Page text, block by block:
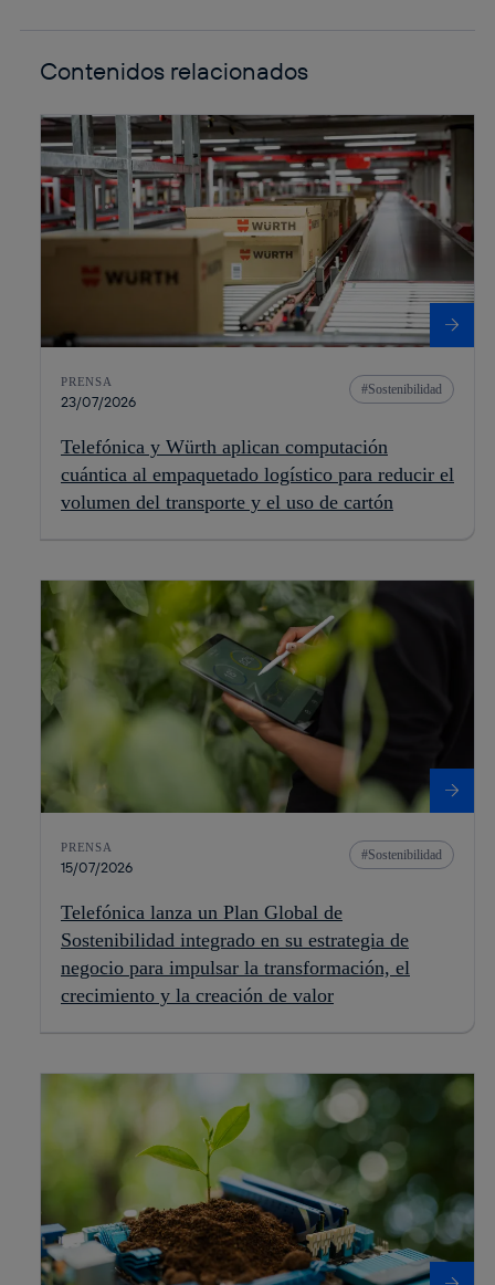
Contenidos relacionados
PRENSA
23/07/2026
Sostenibilidad
Telefónica y Würth aplican computación
cuántica al empaquetado logístico para reducir el
volumen del transporte y el uso de cartón
PRENSA
15/07/2026
Sostenibilidad
Telefónica lanza un Plan Global de
Sostenibilidad integrado en su estrategia de
negocio para impulsar la transformación, el
crecimiento y la creación de valor